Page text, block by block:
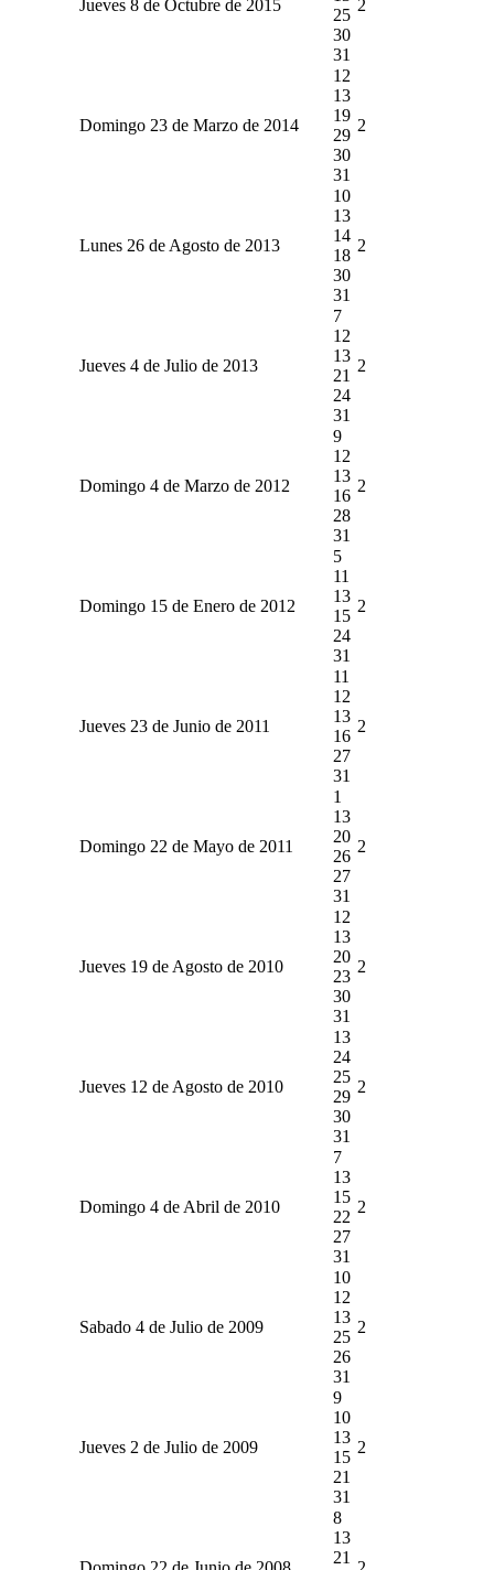
Jueves 8 de Octubre de 2015
25
30
31
2
Domingo 23 de Marzo de 2014
12
13
19
29
30
31
2
Lunes 26 de Agosto de 2013
10
13
14
18
30
31
2
Jueves 4 de Julio de 2013
7
12
13
21
24
31
2
Domingo 4 de Marzo de 2012
9
12
13
16
28
31
2
Domingo 15 de Enero de 2012
5
11
13
15
24
31
2
Jueves 23 de Junio de 2011
11
12
13
16
27
31
2
Domingo 22 de Mayo de 2011
1
13
20
26
27
31
2
Jueves 19 de Agosto de 2010
12
13
20
23
30
31
2
Jueves 12 de Agosto de 2010
13
24
25
29
30
31
2
Domingo 4 de Abril de 2010
7
13
15
22
27
31
2
Sabado 4 de Julio de 2009
10
12
13
25
26
31
2
Jueves 2 de Julio de 2009
9
10
13
15
21
31
2
8
13
21